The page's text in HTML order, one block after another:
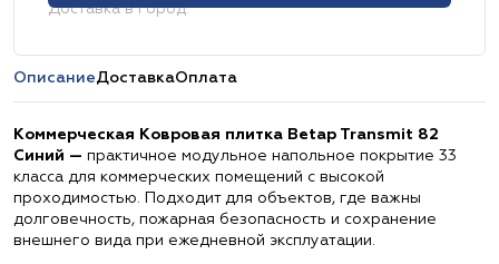
Доставка в город:
ОписаниеДоставкаОплата
Коммерческая Ковровая плитка Betap Transmit 82
Синий — практичное модульное напольное покрытие 33
класса для коммерческих помещений с высокой
проходимостью. Подходит для объектов, где важны
долговечность, пожарная безопасность и сохранение
внешнего вида при ежедневной эксплуатации.